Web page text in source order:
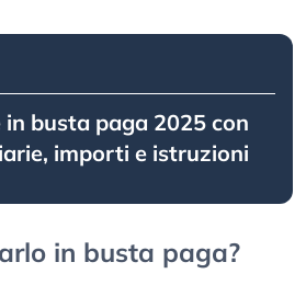
busta paga 2025 con
importi e istruzioni
in busta paga?